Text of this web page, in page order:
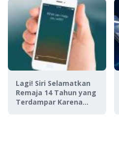
Lagi! Siri Selamatkan
Remaja 14 Tahun yang
Terdampar Karena